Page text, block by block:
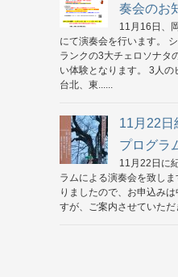
奏会のお
11月16日、
にて演奏会を行います。
ランクの3大チェロソナタ
い体験となります。 3人の
台北、東......
11月22日
プログラ
11月22日に
ラムによる演奏会を致し
りましたので、お申込み
すが、ご案内させていただ